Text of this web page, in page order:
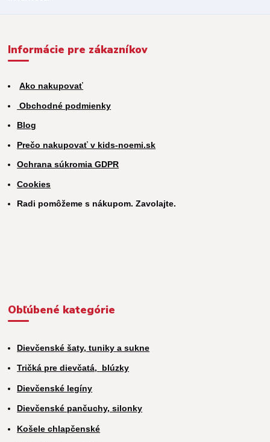
Informácie pre zákazníkov
Ako nakupovať
Obchodné podmienky
Blog
Prečo nakupovať v kids-noemi.sk
Ochrana súkromia GDPR
Cookies
Radi pomôžeme s nákupom. Zavolajte.
Obľúbené kategórie
Dievčenské šaty, tuniky a sukne
Tričká pre dievčatá, blúzky
Dievčenské legíny
Dievčenské pančuchy, silonky
Košele chlapčenské